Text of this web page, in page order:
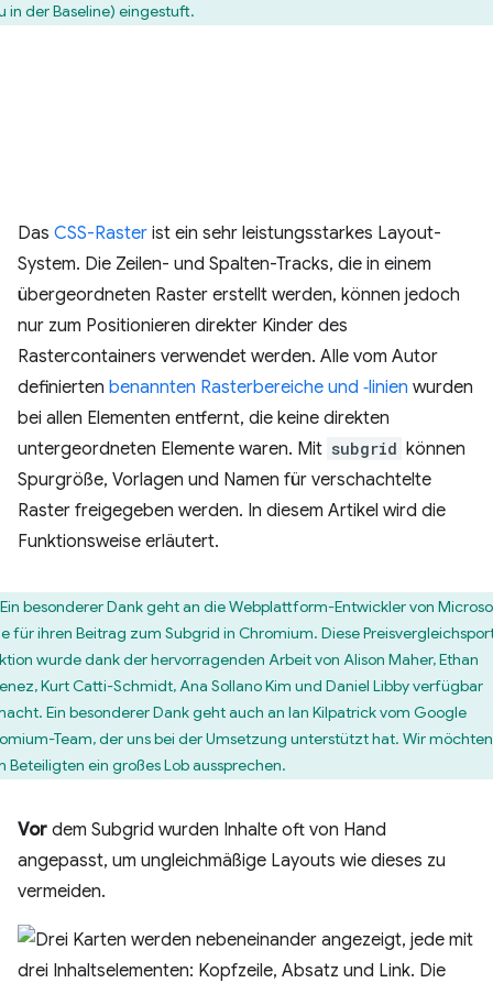
in der Baseline) eingestuft.
Das CSS-Raster ist ein sehr leistungsstarkes Layout-
System. Die Zeilen- und Spalten-Tracks, die in einem
übergeordneten Raster erstellt werden, können jedoch
nur zum Positionieren direkter Kinder des
Rastercontainers verwendet werden. Alle vom Autor
definierten benannten Rasterbereiche und ‑linien wurden
bei allen Elementen entfernt, die keine direkten
untergeordneten Elemente waren. Mit subgrid können
Spurgröße, Vorlagen und Namen für verschachtelte
Raster freigegeben werden. In diesem Artikel wird die
Funktionsweise erläutert.
Ein besonderer Dank geht an die Webplattform-Entwickler von
für ihren Beitrag zum Subgrid in Chromium. Diese
wurde dank der hervorragenden Arbeit von Alison Maher, Ethan
Kurt Catti-Schmidt, Ana Sollano Kim und Daniel Libby verfügbar
Ein besonderer Dank geht auch an Ian Kilpatrick vom Google
Team, der uns bei der Umsetzung unterstützt hat. Wir möchten
Beteiligten ein großes Lob aussprechen.
Vor dem Subgrid wurden Inhalte oft von Hand
angepasst, um ungleichmäßige Layouts wie dieses zu
vermeiden.